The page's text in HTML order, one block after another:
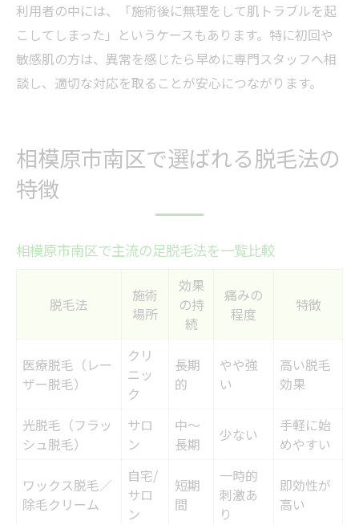
利用者の中には、「施術後に無理をして肌トラブルを起
こしてしまった」というケースもあります。特に初回や
敏感肌の方は、異常を感じたら早めに専門スタッフへ相
談し、適切な対応を取ることが安心につながります。
相模原市南区で選ばれる脱毛法の
特徴
相模原市南区で主流の足脱毛法を一覧比較
脱毛法
施術
場所
効果
の持
続
痛みの
程度
特徴
医療脱毛（レー
ザー脱毛）
クリ
ニッ
ク
長期
的
やや強
い
高い脱毛
効果
光脱毛（フラッ
シュ脱毛）
サロ
ン
中～
長期
少ない
手軽に始
めやすい
ワックス脱毛／
除毛クリーム
自宅/
サロ
ン
短期
間
一時的
刺激あ
り
即効性が
高い